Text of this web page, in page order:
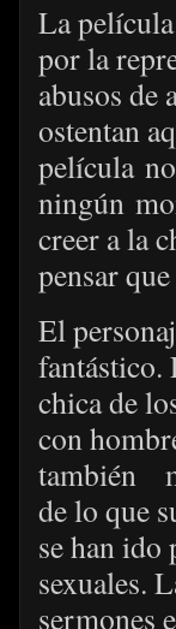
La
por la
abusos de
ostentan
película
ningún
creer a la
pensar
El
fantástico.
chica de
con
también
de lo que
se han ido
sexuales.
sermones